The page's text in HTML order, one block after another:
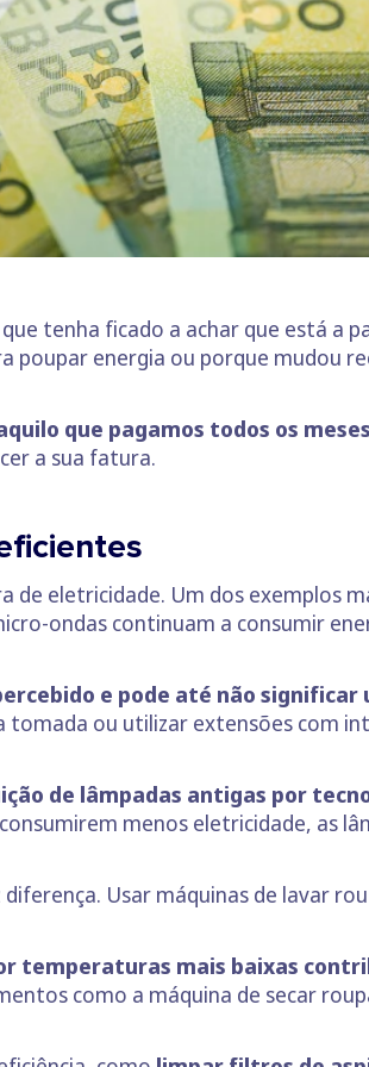
tenha ficado a achar que está a
poupar energia ou porque mudou
que pagamos todos os
a sua fatura.
eletricidade. Um dos exemplos
ondas continuam a consumir
e pode até não
tomada ou utilizar extensões com
de lâmpadas antigas por
menos eletricidade, as
Usar máquinas de lavar
temperaturas mais baixas
como a máquina de secar